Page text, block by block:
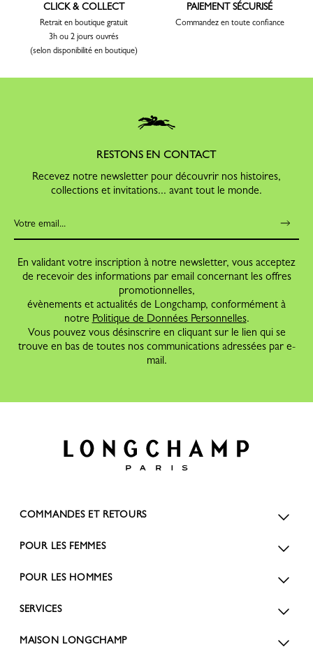
CLICK & COLLECT
Retrait en boutique gratuit
3h ou 2 jours ouvrés
(selon disponibilité en boutique)
PAIEMENT SÉCURISÉ
Commandez en toute confiance
RESTONS EN CONTACT
Recevez notre newsletter pour découvrir nos histoires,
collections et invitations... avant tout le monde.
En validant votre inscription à notre newsletter, vous acceptez
de recevoir des informations par email concernant les offres
promotionnelles,
évènements et actualités de Longchamp, conformément à
notre Politique de Données Personnelles.
Vous pouvez vous désinscrire en cliquant sur le lien qui se
trouve en bas de toutes nos communications adressées par e-
mail.
COMMANDES ET RETOURS
POUR LES FEMMES
POUR LES HOMMES
SERVICES
MAISON LONGCHAMP